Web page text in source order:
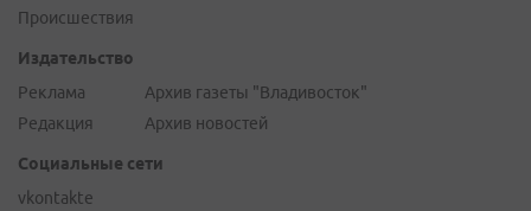
Происшествия
Издательство
Реклама
Редакция
Архив газеты "Владивосток"
Архив новостей
Социальные сети
vkontakte